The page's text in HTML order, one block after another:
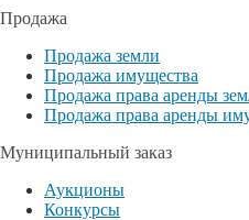
Продажа
Продажа земли
Продажа имущества
Продажа права аренды
Продажа права аренды
Муниципальный заказ
Аукционы
Конкурсы